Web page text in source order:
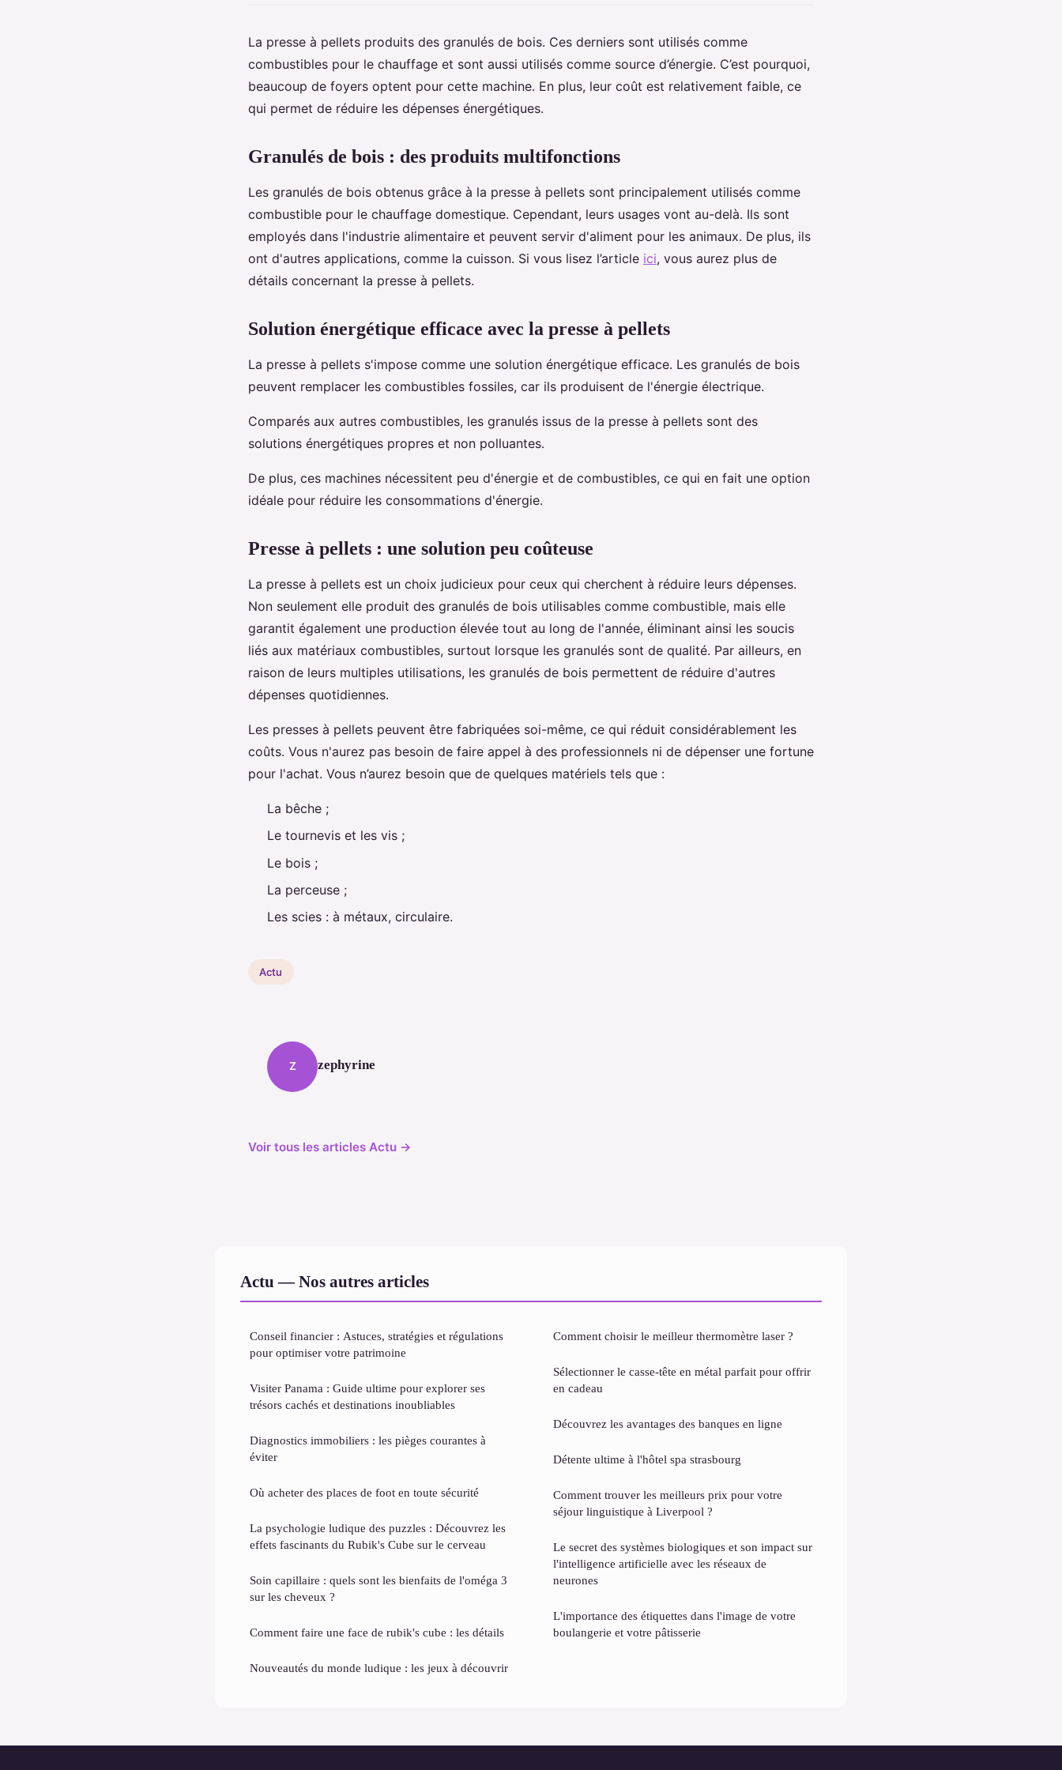
La presse à pellets produits des granulés de bois. Ces derniers sont utilisés comme
combustibles pour le chauffage et sont aussi utilisés comme source d’énergie. C’est pourquoi,
beaucoup de foyers optent pour cette machine. En plus, leur coût est relativement faible, ce
qui permet de réduire les dépenses énergétiques.
Granulés de bois : des produits multifonctions
Les granulés de bois obtenus grâce à la presse à pellets sont principalement utilisés comme
combustible pour le chauffage domestique. Cependant, leurs usages vont au-delà. Ils sont
employés dans l'industrie alimentaire et peuvent servir d'aliment pour les animaux. De plus, ils
ont d'autres applications, comme la cuisson. Si vous lisez l’article ici, vous aurez plus de
détails concernant la presse à pellets.
Solution énergétique efficace avec la presse à pellets
La presse à pellets s'impose comme une solution énergétique efficace. Les granulés de bois
peuvent remplacer les combustibles fossiles, car ils produisent de l'énergie électrique.
Comparés aux autres combustibles, les granulés issus de la presse à pellets sont des
solutions énergétiques propres et non polluantes.
De plus, ces machines nécessitent peu d'énergie et de combustibles, ce qui en fait une option
idéale pour réduire les consommations d'énergie.
Presse à pellets : une solution peu coûteuse
La presse à pellets est un choix judicieux pour ceux qui cherchent à réduire leurs dépenses.
Non seulement elle produit des granulés de bois utilisables comme combustible, mais elle
garantit également une production élevée tout au long de l'année, éliminant ainsi les soucis
liés aux matériaux combustibles, surtout lorsque les granulés sont de qualité. Par ailleurs, en
raison de leurs multiples utilisations, les granulés de bois permettent de réduire d'autres
dépenses quotidiennes.
Les presses à pellets peuvent être fabriquées soi-même, ce qui réduit considérablement les
coûts. Vous n'aurez pas besoin de faire appel à des professionnels ni de dépenser une fortune
pour l'achat. Vous n’aurez besoin que de quelques matériels tels que :
La bêche ;
Le tournevis et les vis ;
Le bois ;
La perceuse ;
Les scies : à métaux, circulaire.
Actu
Z zephyrine
Voir tous les articles Actu →
Actu — Nos autres articles
Conseil financier : Astuces, stratégies et régulations
pour optimiser votre patrimoine
Visiter Panama : Guide ultime pour explorer ses
trésors cachés et destinations inoubliables
Diagnostics immobiliers : les pièges courantes à
éviter
Où acheter des places de foot en toute sécurité
La psychologie ludique des puzzles : Découvrez les
effets fascinants du Rubik's Cube sur le cerveau
Soin capillaire : quels sont les bienfaits de l'oméga 3
sur les cheveux ?
Comment faire une face de rubik's cube : les détails
Nouveautés du monde ludique : les jeux à découvrir
Comment choisir le meilleur thermomètre laser ?
Sélectionner le casse-tête en métal parfait pour offrir
en cadeau
Découvrez les avantages des banques en ligne
Détente ultime à l'hôtel spa strasbourg
Comment trouver les meilleurs prix pour votre
séjour linguistique à Liverpool ?
Le secret des systèmes biologiques et son impact sur
l'intelligence artificielle avec les réseaux de
neurones
L'importance des étiquettes dans l'image de votre
boulangerie et votre pâtisserie